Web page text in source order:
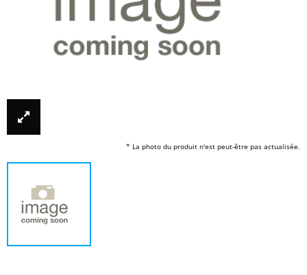
* La photo du produit n'est peut-être pas actualisée.